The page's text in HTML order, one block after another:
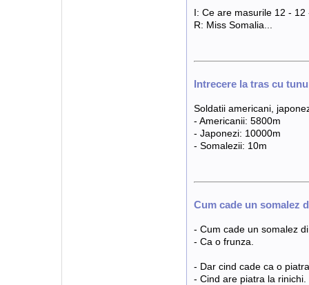
I: Ce are masurile 12 - 12
R: Miss Somalia...
Intrecere la tras cu
Soldatii americani,
- Americanii: 5800m
- Japonezi: 10000m
- Somalezii: 10m
Cum cade un somalez
- Cum cade un somalez
- Ca o frunza.
- Dar cind cade ca o
- Cind are piatra la rinichi.